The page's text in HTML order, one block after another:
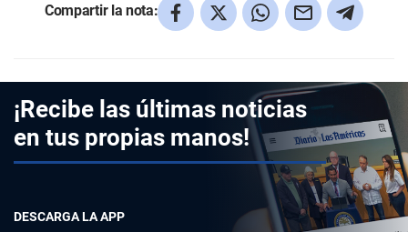
Compartir la nota:
¡Recibe las últimas noticias
en tus propias manos!
DESCARGA LA APP